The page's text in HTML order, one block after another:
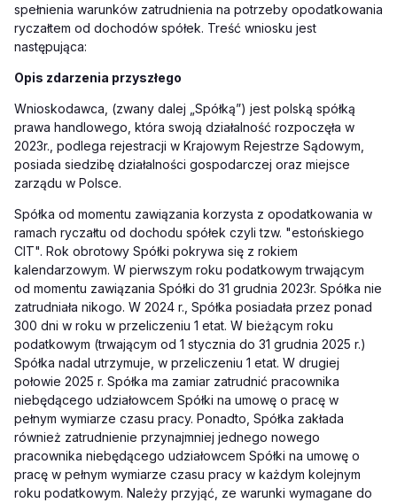
spełnienia warunków zatrudnienia na potrzeby opodatkowania
ryczałtem od dochodów spółek. Treść wniosku jest
następująca:
Opis zdarzenia przyszłego
Wnioskodawca, (zwany dalej „Spółką”) jest polską spółką
prawa handlowego, która swoją działalność rozpoczęła w
2023r., podlega rejestracji w Krajowym Rejestrze Sądowym,
posiada siedzibę działalności gospodarczej oraz miejsce
zarządu w Polsce.
Spółka od momentu zawiązania korzysta z opodatkowania w
ramach ryczałtu od dochodu spółek czyli tzw. "estońskiego
CIT". Rok obrotowy Spółki pokrywa się z rokiem
kalendarzowym. W pierwszym roku podatkowym trwającym
od momentu zawiązania Spółki do 31 grudnia 2023r. Spółka nie
zatrudniała nikogo. W 2024 r., Spółka posiadała przez ponad
300 dni w roku w przeliczeniu 1 etat. W bieżącym roku
podatkowym (trwającym od 1 stycznia do 31 grudnia 2025 r.)
Spółka nadal utrzymuje, w przeliczeniu 1 etat. W drugiej
połowie 2025 r. Spółka ma zamiar zatrudnić pracownika
niebędącego udziałowcem Spółki na umowę o pracę w
pełnym wymiarze czasu pracy. Ponadto, Spółka zakłada
również zatrudnienie przynajmniej jednego nowego
pracownika niebędącego udziałowcem Spółki na umowę o
pracę w pełnym wymiarze czasu pracy w każdym kolejnym
roku podatkowym. Należy przyjąć, ze warunki wymagane do